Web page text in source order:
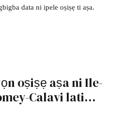
data ni ipele oṣiṣẹ ti aṣa.
oṣiṣẹ aṣa ni Ile-
Calavi lati